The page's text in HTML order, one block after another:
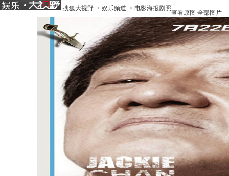
搜狐大视野 > 娱乐频道 > 电影海报剧照
查看原图 全部图片